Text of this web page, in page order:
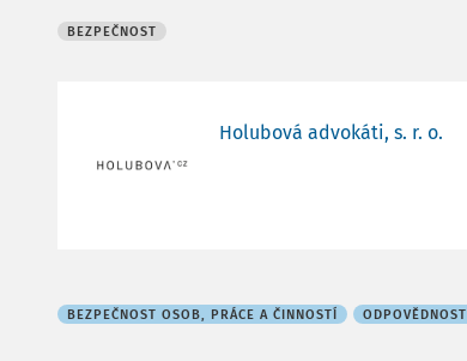
BEZPEČNOST
Holubová advokáti, s. r. o.
BEZPEČNOST OSOB, PRÁCE A ČINNOSTÍ ODPOVĚDNOST